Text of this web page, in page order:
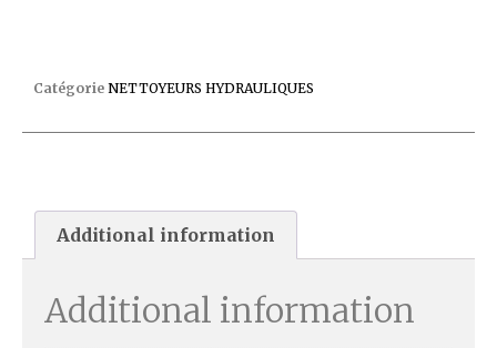
Catégorie NETTOYEURS HYDRAULIQUES
Additional information
Additional information